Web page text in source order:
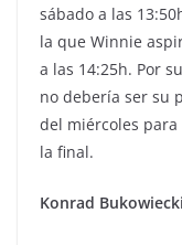
sábado a las
la que Winnie
a las 14:25h. Por
no debería ser su
del miércoles para
la final.
Konrad